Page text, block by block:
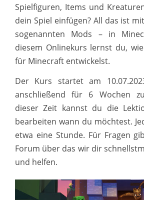
Spielfiguren, Items und
dein Spiel einfügen? All das ist
sogenannten Mods – in
diesem Onlinekurs lernst du,
für Minecraft entwickelst.
Der Kurs startet am
anschließend für 6 Wochen
dieser Zeit kannst du die
bearbeiten wann du möchtest.
etwa eine Stunde. Für Fragen
Forum über das wir dir
und helfen.